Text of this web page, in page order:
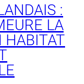
:
LA
HABITAT